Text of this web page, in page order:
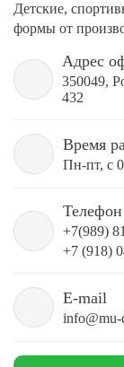
Детские,
формы от
Адрес
350049,
432
Время
Пн-пт, с
Телефон
+7(989)
+7 (918)
E-mail
info@mu-